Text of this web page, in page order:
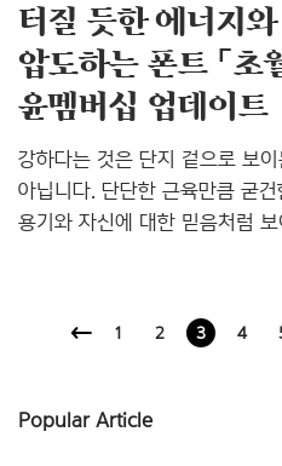
터질 듯한 에너지
압도하는 폰트 「초
윤멤버십 업데이트
강하다는 것은 단지 겉으로 보
아닙니다. 단단한 근육만큼 굳
용기와 자신에 대한 믿음처럼
이러한 과정은 마치 하나의 서
비슷해 보입니다. 그래서 우리
붙였습니다. 에너지-퍼포먼스-진
1 2 3 4
Popular Article